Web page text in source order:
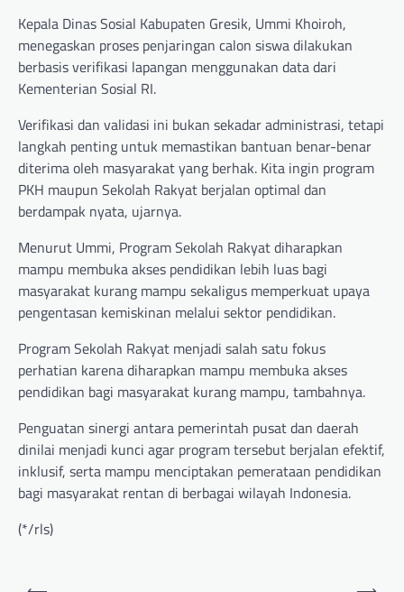
Kepala Dinas Sosial Kabupaten Gresik, Ummi Khoiroh,
menegaskan proses penjaringan calon siswa dilakukan
berbasis verifikasi lapangan menggunakan data dari
Kementerian Sosial RI.
Verifikasi dan validasi ini bukan sekadar administrasi, tetapi
langkah penting untuk memastikan bantuan benar-benar
diterima oleh masyarakat yang berhak. Kita ingin program
PKH maupun Sekolah Rakyat berjalan optimal dan
berdampak nyata, ujarnya.
Menurut Ummi, Program Sekolah Rakyat diharapkan
mampu membuka akses pendidikan lebih luas bagi
masyarakat kurang mampu sekaligus memperkuat upaya
pengentasan kemiskinan melalui sektor pendidikan.
Program Sekolah Rakyat menjadi salah satu fokus
perhatian karena diharapkan mampu membuka akses
pendidikan bagi masyarakat kurang mampu, tambahnya.
Penguatan sinergi antara pemerintah pusat dan daerah
dinilai menjadi kunci agar program tersebut berjalan efektif,
inklusif, serta mampu menciptakan pemerataan pendidikan
bagi masyarakat rentan di berbagai wilayah Indonesia.
(*/rls)
Post